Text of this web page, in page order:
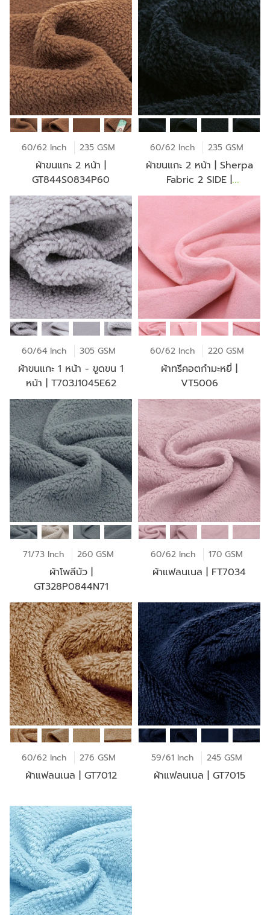
60/62 Inch 235 GSM
ผ้าขนแกะ 2 หน้า |
GT844S0834P60
60/62 Inch 235 GSM
ผ้าขนแกะ 2 หน้า | Sherpa
Fabric 2 SIDE |
GT844W0834P60
60/64 Inch 305 GSM
ผ้าขนแกะ 1 หน้า - ขูดขน 1
หน้า | T703J1045E62
60/62 Inch 220 GSM
ผ้าทรีคอตกำมะหยี่ |
VT5006
71/73 Inch 260 GSM
ผ้าโพลีบัว |
GT328P0844N71
60/62 Inch 170 GSM
ผ้าแฟลนเนล | FT7034
60/62 Inch 276 GSM
ผ้าแฟลนเนล | GT7012
59/61 Inch 245 GSM
ผ้าแฟลนเนล | GT7015